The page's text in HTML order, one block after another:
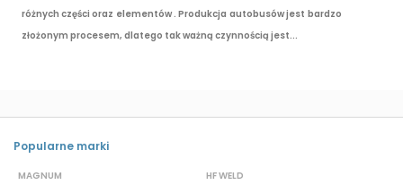
różnych części oraz elementów . Produkcja autobusów jest bardzo
złożonym procesem, dlatego tak ważną czynnością jest...
Popularne marki
MAGNUM
HF WELD